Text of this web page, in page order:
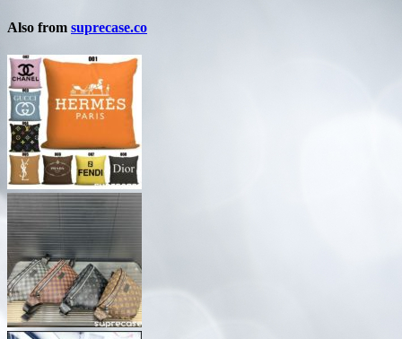
Also from suprecase.co